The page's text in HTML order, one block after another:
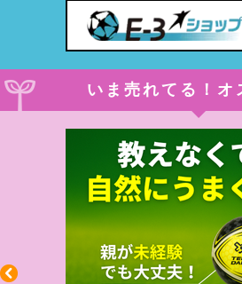
いま売れてる！オ